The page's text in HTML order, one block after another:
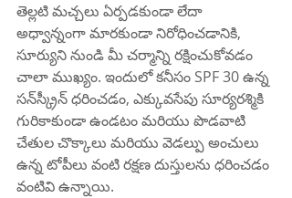
తెల్లటి మచ్చలు ఏర్పడకుండా లేదా
అధ్వాన్నంగా మారకుండా నిరోధించడానికి,
సూర్యుని నుండి మీ చర్మాన్ని రక్షించుకోవడం
చాలా ముఖ్యం. ఇందులో కనీసం SPF 30 ఉన్న
సన్‌స్క్రీన్ ధరించడం, ఎక్కువసేపు సూర్యరశ్మికి
గురికాకుండా ఉండటం మరియు పొడవాటి
చేతుల చొక్కాలు మరియు వెడల్పు అంచులు
ఉన్న టోపీలు వంటి రక్షణ దుస్తులను ధరించడం
వంటివి ఉన్నాయి.